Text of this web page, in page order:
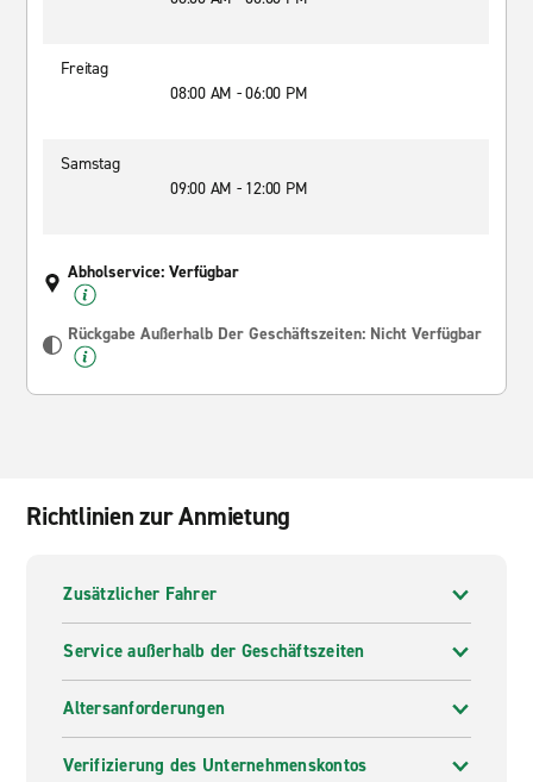
Freitag
08:00 AM - 06:00 PM
Samstag
09:00 AM - 12:00 PM
Abholservice: Verfügbar
Rückgabe Außerhalb Der Geschäftszeiten: Nicht Verfügbar
Richtlinien zur Anmietung
Zusätzlicher Fahrer
Service außerhalb der Geschäftszeiten
Altersanforderungen
Verifizierung des Unternehmenskontos